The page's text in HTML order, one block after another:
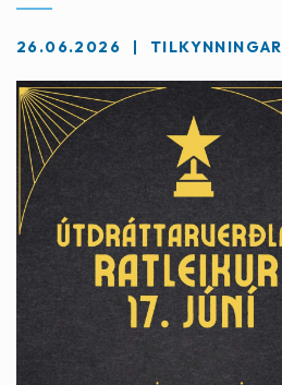
26.06.2026 TILKYNNINGAR